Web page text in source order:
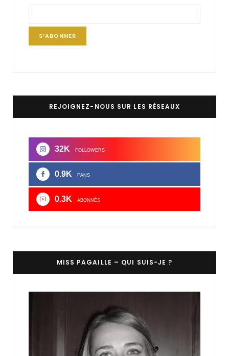
REJOIGNEZ-NOUS SUR LES RÉSEAUX
32K FOLLOWERS
0.9K FANS
0.3K ABONNÉS
MISS PAGAILLE – QUI SUIS-JE ?